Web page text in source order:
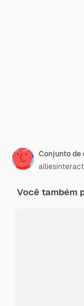
Você também